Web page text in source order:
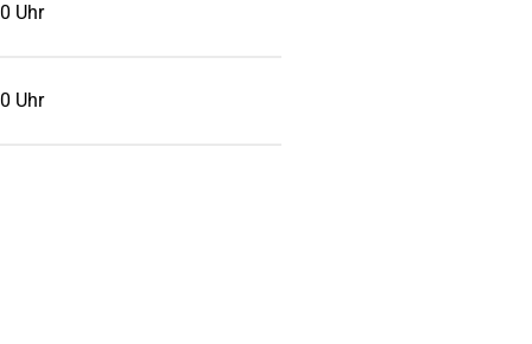
Uhr
Uhr